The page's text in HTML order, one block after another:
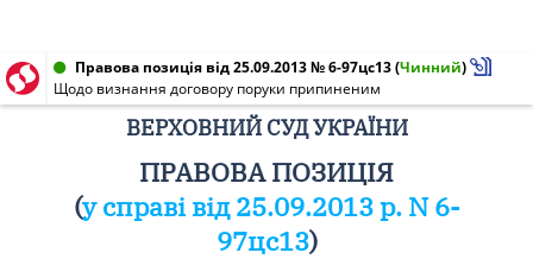
Правова позиція від 25.09.2013 № 6-97цс13(Чинний)
Щодо визнання договору поруки припиненим
ВЕРХОВНИЙ СУД УКРАЇНИ
ПРАВОВА ПОЗИЦІЯ
(у справі від 25.09.2013 р. N 6-
97цс13)